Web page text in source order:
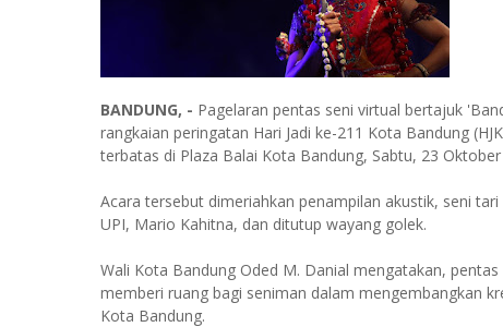
BANDUNG, - Pagelaran pentas seni virtual bertajuk
rangkaian peringatan Hari Jadi ke-211 Kota Bandung
terbatas di Plaza Balai Kota Bandung, Sabtu, 23 Oktober
Acara tersebut dimeriahkan penampilan akustik, seni
UPI, Mario Kahitna, dan ditutup wayang golek.
Wali Kota Bandung Oded M. Danial mengatakan,
memberi ruang bagi seniman dalam mengembangkan
Kota Bandung.